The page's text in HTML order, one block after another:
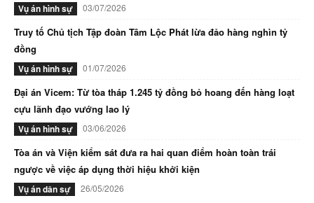
Vụ án hình sự 03/07/2026
Truy tố Chủ tịch Tập đoàn Tâm Lộc Phát lừa đảo hàng nghìn tỷ
đồng
Vụ án hình sự 01/07/2026
Đại án Vicem: Từ tòa tháp 1.245 tỷ đồng bỏ hoang đến hàng loạt
cựu lãnh đạo vướng lao lý
Vụ án hình sự 03/06/2026
Tòa án và Viện kiểm sát đưa ra hai quan điểm hoàn toàn trái
ngược về việc áp dụng thời hiệu khởi kiện
Vụ án dân sự 26/05/2026